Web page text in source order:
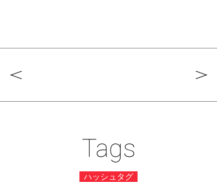
Tags
ハッシュタグ